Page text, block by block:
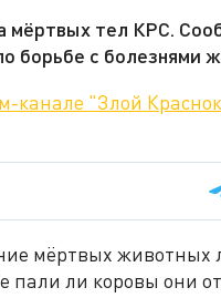
мёртвых тел КРС.
борьбе с болезнями
канале "Злой
мёртвых животных
пали ли коровы они